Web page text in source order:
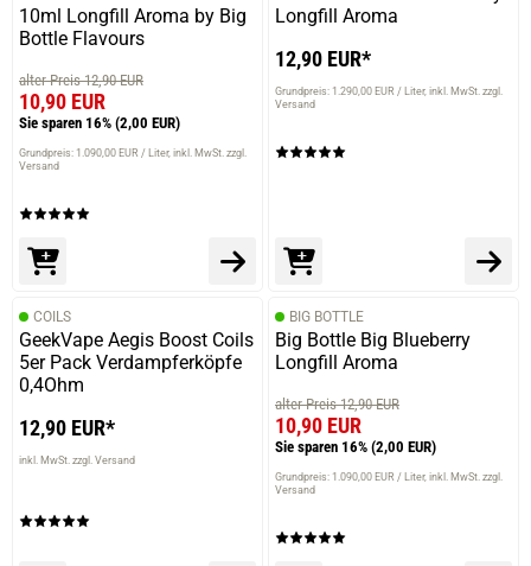
10ml Longfill Aroma by Big
Bottle Flavours
alter Preis 12,90 EUR
10,90 EUR
Sie sparen 16% (2,00 EUR)
Grundpreis: 1.090,00 EUR / Liter inkl. MwSt. zzgl.
Versand
Longfill Aroma
12,90 EUR*
Grundpreis: 1.290,00 EUR / Liter inkl. MwSt. zzgl.
Versand
COILS
GeekVape Aegis Boost Coils
5er Pack Verdampferköpfe
0,4Ohm
12,90 EUR*
inkl. MwSt. zzgl. Versand
BIG BOTTLE
Big Bottle Big Blueberry
Longfill Aroma
alter Preis 12,90 EUR
10,90 EUR
Sie sparen 16% (2,00 EUR)
Grundpreis: 1.090,00 EUR / Liter inkl. MwSt. zzgl.
Versand